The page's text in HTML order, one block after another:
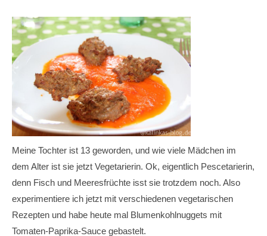
Meine Tochter ist 13 geworden, und wie viele Mädchen im
dem Alter ist sie jetzt Vegetarierin. Ok, eigentlich Pescetarierin,
denn Fisch und Meeresfrüchte isst sie trotzdem noch. Also
experimentiere ich jetzt mit verschiedenen vegetarischen
Rezepten und habe heute mal Blumenkohlnuggets mit
Tomaten-Paprika-Sauce gebastelt.